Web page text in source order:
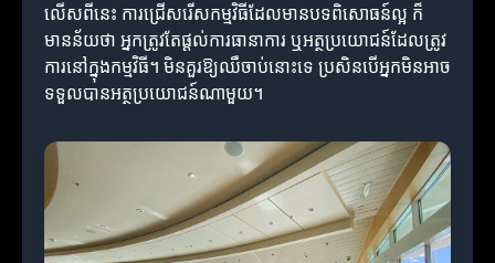
លើសពីនេះ ការជ្រើសរើសកម្មវិធីដែលមានបទពិសោធន៍ល្អ ក៏
មានន័យថា អ្នកត្រូវតែផ្តល់ការធានាការ ឬអត្ថប្រយោជន៍ដែលត្រូវ
ការនៅក្នុងកម្មវិធី។ មិនគួរឱ្យឈឺចាប់នោះទេ ប្រសិនបើអ្នកមិនអាច
ទទួលបានអត្ថប្រយោជន៍ណាមួយ។